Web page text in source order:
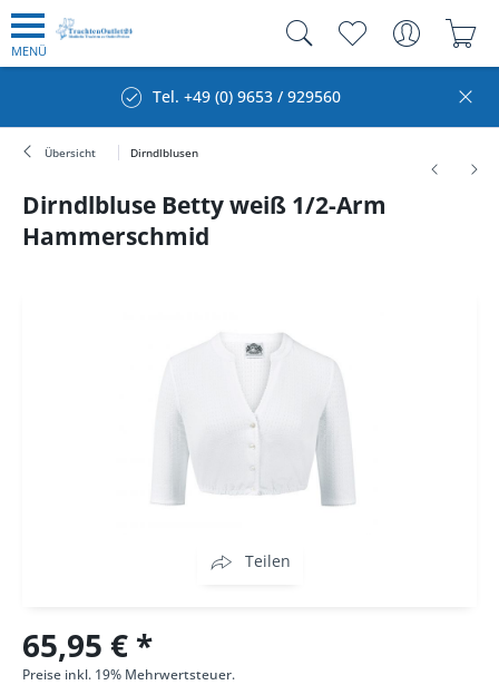
MENÜ
Tel. +49 (0) 9653 / 929560
Übersicht Dirndlblusen
Dirndlbluse Betty weiß 1/2-Arm
Hammerschmid
Teilen
65,95 € *
Preise inkl. 19% Mehrwertsteuer.